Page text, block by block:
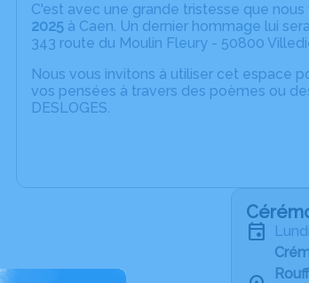
C'est avec une grande tristesse que
2025 à Caen. Un dernier hommage lui
343 route du Moulin Fleury - 50800
Nous vous invitons à utiliser cet espace
vos pensées à travers des poèmes ou
DESLOGES.